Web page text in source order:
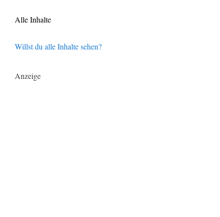
Alle Inhalte
Willst du alle Inhalte sehen?
Anzeige